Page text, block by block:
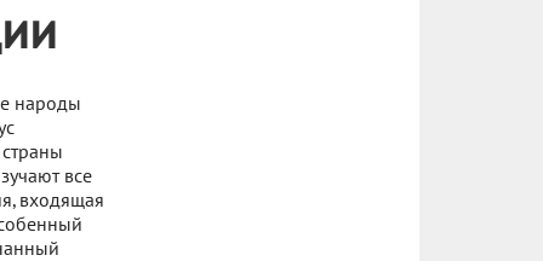
народы
все
входящая